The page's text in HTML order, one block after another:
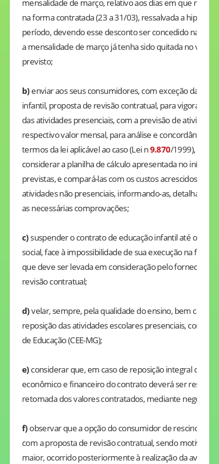
mensalidade de março, relativo aos dias em que não
na forma contratada (23 a 31/03), ressalvada a
período, devendo esse desconto ser concedido na
a mensalidade de março já tenha sido quitada no valor
previsto;
b) enviar aos seus consumidores, com exceção das
infantil, proposta de revisão contratual, para vigorar
das atividades presenciais, com a previsão de
respectivo valor mensal, para análise e concordância
termos da lei aplicável ao caso (Lei n9.870/1999),
considerar a planilha de cálculo apresentada no início
previstas, e compará-las com os custos acrescidos e
atividades não presenciais, informando-as,
as necessárias comprovações;
c) suspender o contrato de educação infantil até o
social, face à impossibilidade de sua execução na
que deve ser levada em consideração pelo fornecedor
revisão contratual;
d)velar, sempre, pela qualidade do ensino, bem como
reposição das atividades escolares presenciais, como
de Educação (CEE-MG);
e) considerar que, em caso de reposição integral de
econômico e financeiro do contrato deverá ser
retomada dos valores contratados, mediante
f) observar que a opção do consumidor de rescindir o
com a proposta de revisão contratual, sendo motivada
maior, ocorrido posteriormente à realização da